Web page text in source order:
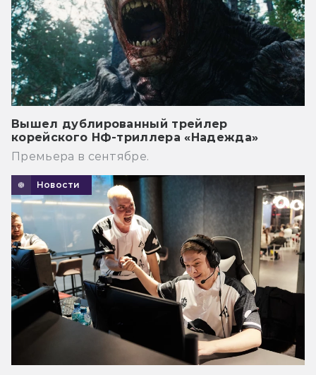
Вышел дублированный трейлер
корейского НФ-триллера «Надежда»
Премьера в сентябре.
Новости